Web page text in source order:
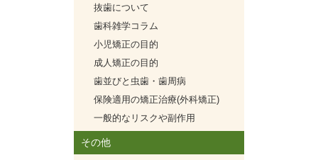
抜歯について
歯科雑学コラム
小児矯正の目的
成人矯正の目的
歯並びと虫歯・歯周病
保険適用の矯正治療(外科矯正)
一般的なリスクや副作用
その他